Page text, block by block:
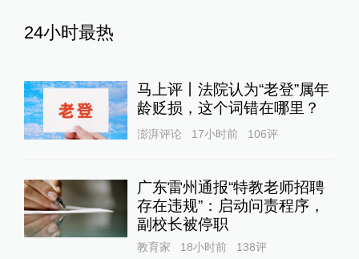
24小时最热
马上评丨法院认为“老登”属年
龄贬损，这个词错在哪里？
澎湃评论 17小时前 106评
广东雷州通报“特教老师招聘
存在违规”：启动问责程序，
副校长被停职
教育家 18小时前 138评